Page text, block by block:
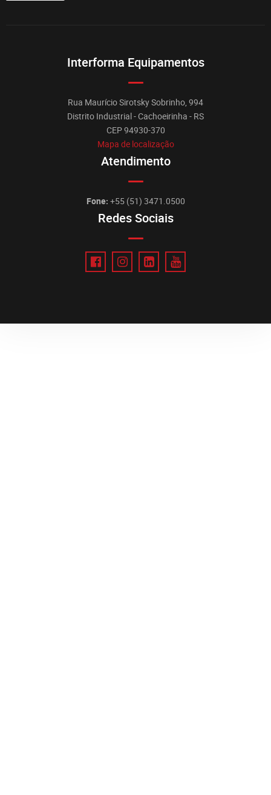
Interforma Equipamentos
Rua Maurício Sirotsky Sobrinho, 994
Distrito Industrial - Cachoeirinha - RS
CEP 94930-370
Mapa de localização
Atendimento
Fone: +55 (51) 3471.0500
Redes Sociais